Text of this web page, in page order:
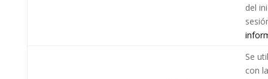
del
Se
con